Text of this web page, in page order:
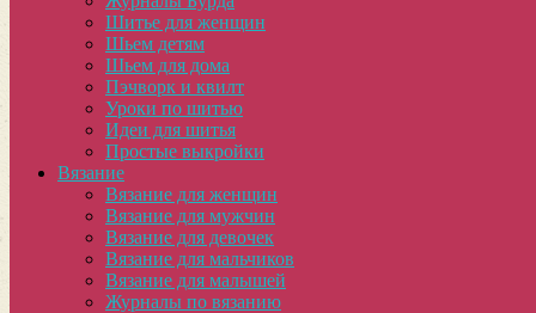
Шитье для женщин
Шьем детям
Шьем для дома
Пэчворк и квилт
Уроки по шитью
Идеи для шитья
Простые выкройки
Вязание
Вязание для женщин
Вязание для мужчин
Вязание для девочек
Вязание для мальчиков
Вязание для малышей
Журналы по вязанию